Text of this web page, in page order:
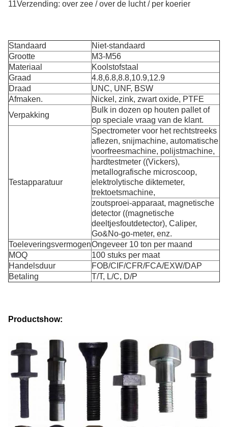
11Verzending: over zee / over de lucht / per koerier
Standaard
Niet-standaard
Grootte
M3-M56
Materiaal
Koolstofstaal
Graad
4.8,6.8,8.8,10.9,12.9
Draad
UNC, UNF, BSW
Afmaken.
Nickel, zink, zwart oxide, PTFE
Verpakking
Bulk in dozen op houten pallet of
op speciale vraag van de klant.
Testapparatuur
Spectrometer voor het rechtstreeks
aflezen, snijmachine, automatische
voorfreesmachine, polijstmachine,
hardtestmeter ((Vickers),
metallografische microscoop,
elektrolytische diktemeter,
trektoetsmachine,
zoutsproei-apparaat, magnetische
detector ((magnetische
deeltjesfoutdetector), Caliper,
Go&No-go-meter, enz.
ToeleveringsvermogenOngeveer 10 ton per maand
MOQ
100 stuks per maat
Handelsduur
FOB/CIF/CFR/FCA/EXW/DAP
Betaling
T/T, L/C, D/P
Productshow: